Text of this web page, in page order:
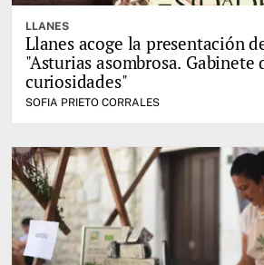
LLANES
Llanes acoge la presentación
"Asturias asombrosa. Gabinete
curiosidades"
SOFIA PRIETO CORRALES